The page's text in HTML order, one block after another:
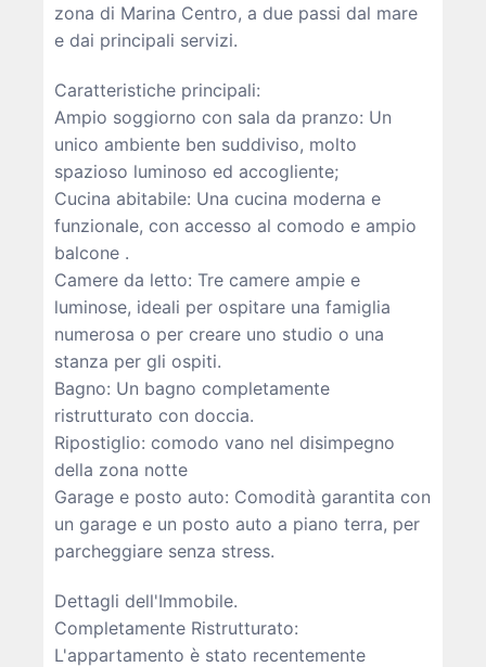
zona di Marina Centro, a due passi dal mare
e dai principali servizi.
Caratteristiche principali:
Ampio soggiorno con sala da pranzo: Un
unico ambiente ben suddiviso, molto
spazioso luminoso ed accogliente;
Cucina abitabile: Una cucina moderna e
funzionale, con accesso al comodo e ampio
balcone .
Camere da letto: Tre camere ampie e
luminose, ideali per ospitare una famiglia
numerosa o per creare uno studio o una
stanza per gli ospiti.
Bagno: Un bagno completamente
ristrutturato con doccia.
Ripostiglio: comodo vano nel disimpegno
della zona notte
Garage e posto auto: Comodità garantita con
un garage e un posto auto a piano terra, per
parcheggiare senza stress.
Dettagli dell'Immobile.
Completamente Ristrutturato:
L'appartamento è stato recentemente